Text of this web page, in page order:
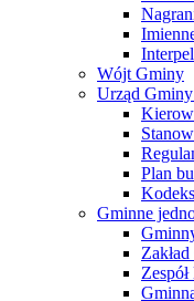
Wójt Gminy
Urząd Gminy
Plan
Gminne